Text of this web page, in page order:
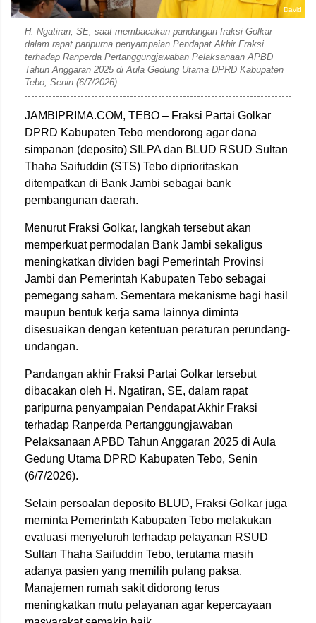
David
H. Ngatiran, SE, saat membacakan pandangan fraksi Golkar
dalam rapat paripurna penyampaian Pendapat Akhir Fraksi
terhadap Ranperda Pertanggungjawaban Pelaksanaan APBD
Tahun Anggaran 2025 di Aula Gedung Utama DPRD Kabupaten
Tebo, Senin (6/7/2026).
JAMBIPRIMA.COM, TEBO – Fraksi Partai Golkar
DPRD Kabupaten Tebo mendorong agar dana
simpanan (deposito) SILPA dan BLUD RSUD Sultan
Thaha Saifuddin (STS) Tebo diprioritaskan
ditempatkan di Bank Jambi sebagai bank
pembangunan daerah.
Menurut Fraksi Golkar, langkah tersebut akan
memperkuat permodalan Bank Jambi sekaligus
meningkatkan dividen bagi Pemerintah Provinsi
Jambi dan Pemerintah Kabupaten Tebo sebagai
pemegang saham. Sementara mekanisme bagi hasil
maupun bentuk kerja sama lainnya diminta
disesuaikan dengan ketentuan peraturan perundang-
undangan.
Pandangan akhir Fraksi Partai Golkar tersebut
dibacakan oleh H. Ngatiran, SE, dalam rapat
paripurna penyampaian Pendapat Akhir Fraksi
terhadap Ranperda Pertanggungjawaban
Pelaksanaan APBD Tahun Anggaran 2025 di Aula
Gedung Utama DPRD Kabupaten Tebo, Senin
(6/7/2026).
Selain persoalan deposito BLUD, Fraksi Golkar juga
meminta Pemerintah Kabupaten Tebo melakukan
evaluasi menyeluruh terhadap pelayanan RSUD
Sultan Thaha Saifuddin Tebo, terutama masih
adanya pasien yang memilih pulang paksa.
Manajemen rumah sakit didorong terus
meningkatkan mutu pelayanan agar kepercayaan